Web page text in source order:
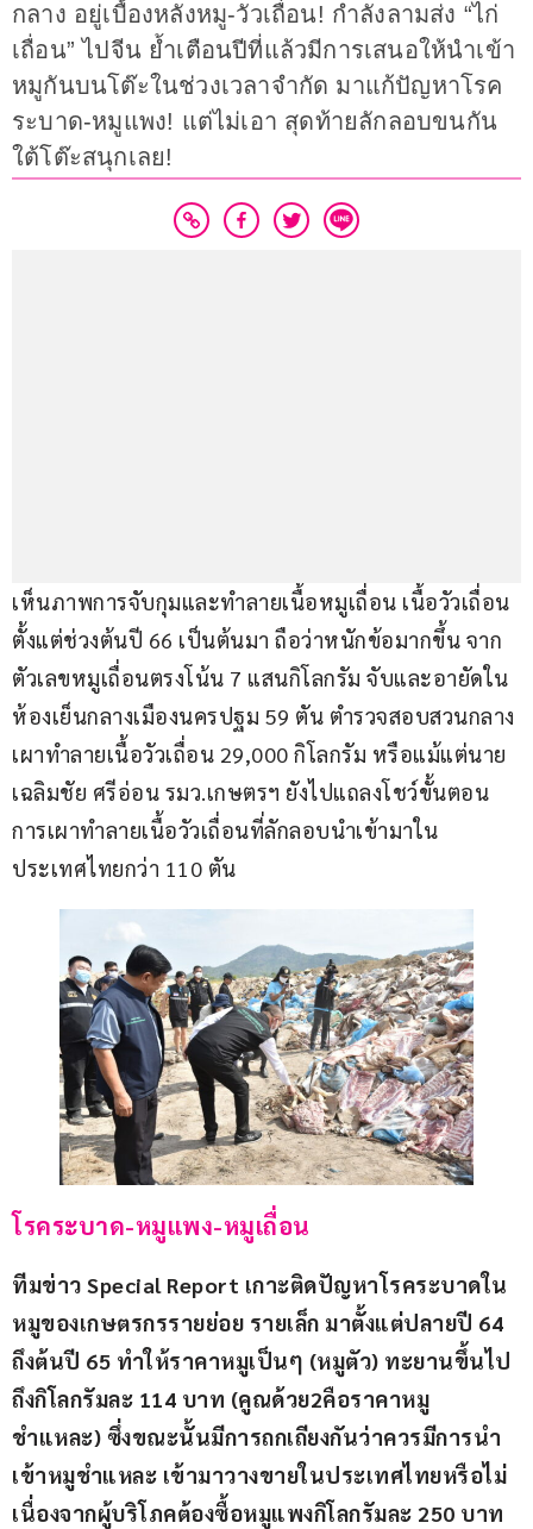
กลาง อยู่เบื้องหลังหมู-วัวเถื่อน! กำลังลามส่ง “ไก่
เถื่อน” ไปจีน ย้ำเตือนปีที่แล้วมีการเสนอให้นำเข้า
หมูกันบนโต๊ะในช่วงเวลาจำกัด มาแก้ปัญหาโรค
ระบาด-หมูแพง! แต่ไม่เอา สุดท้ายลักลอบขนกัน
ใต้โต๊ะสนุกเลย!
เห็นภาพการจับกุมและทำลายเนื้อหมูเถื่อน เนื้อวัวเถื่อน
ตั้งแต่ช่วงต้นปี 66 เป็นต้นมา ถือว่าหนักข้อมากขึ้น จาก
ตัวเลขหมูเถื่อนตรงโน้น 7 แสนกิโลกรัม จับและอายัดใน
ห้องเย็นกลางเมืองนครปฐม 59 ตัน ตำรวจสอบสวนกลาง
เผาทำลายเนื้อวัวเถื่อน 29,000 กิโลกรัม หรือแม้แต่นาย
เฉลิมชัย ศรีอ่อน รมว.เกษตรฯ ยังไปแถลงโชว์ขั้นตอน
การเผาทำลายเนื้อวัวเถื่อนที่ลักลอบนำเข้ามาใน
ประเทศไทยกว่า 110 ตัน
โรคระบาด-หมูแพง-หมูเถื่อน
ทีมข่าว Special Report เกาะติดปัญหาโรคระบาดใน
หมูของเกษตรกรรายย่อย รายเล็ก มาตั้งแต่ปลายปี 64
ถึงต้นปี 65 ทำให้ราคาหมูเป็นๆ (หมูตัว) ทะยานขึ้นไป
ถึงกิโลกรัมละ 114 บาท (คูณด้วย2คือราคาหมู
ชำแหละ) ซึ่งขณะนั้นมีการถกเถียงกันว่าควรมีการนำ
เข้าหมูชำแหละ เข้ามาวางขายในประเทศไทยหรือไม่
เนื่องจากผู้บริโภคต้องซื้อหมูแพงกิโลกรัมละ 250 บาท